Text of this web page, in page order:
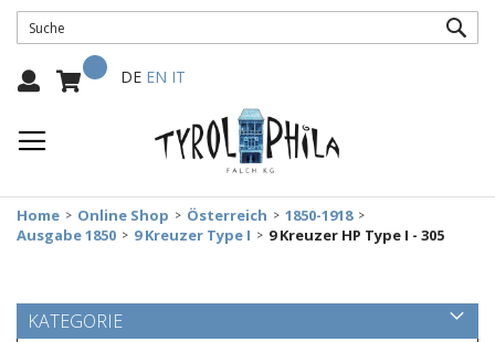
Mein Warenkorb
Select
DE EN IT
Home Online Shop Österreich
1850-1918
Ausgabe 1850
9 Kreuzer Type I 9 Kreuzer HP Type I - 305
KATEGORIE